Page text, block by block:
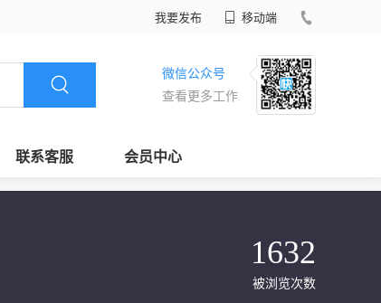
我要发布 移动端
微信公众号
查看更多工作
联系客服 会员中心
1632
被浏览次数